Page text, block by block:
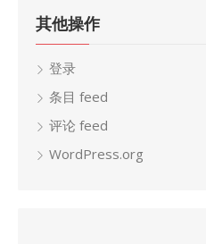
其他操作
登录
条目 feed
评论 feed
WordPress.org